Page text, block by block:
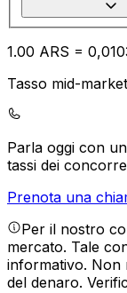
1.00 ARS = 0,
Tasso mid-
Parla oggi con
tassi dei
Prenota una
Per il nostro
mercato. Tale
informativo. Non
del denaro.